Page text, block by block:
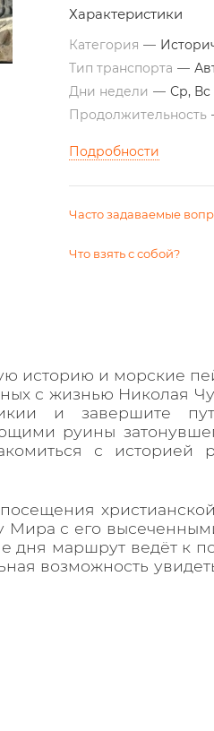
Характеристики
Категория —
Тип транспорта —
Дни недели — Ср, Вс
Продолжительность
Подробности
Часто задаваемые
Что взять с собой?
историю и морские
с жизнью Николая
и завершите
руины
с историей
Мира с его
дня маршрут ведёт к
возможность